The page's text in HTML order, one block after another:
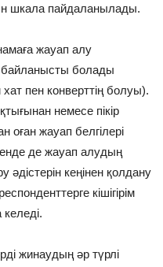
шкала пайдаланылады.
жауап алу
байланысты болады
пен конверттің болуы).
немесе пікір
жауап белгілері
де жауап алудың
әдістерін кеңінен қолдану
кішігірім
жинаудың әр түрлі